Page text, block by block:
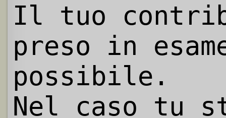
Il tuo
preso in
possibile.
Nel caso tu